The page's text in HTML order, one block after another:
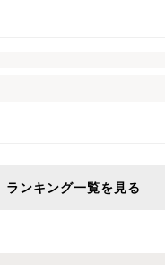
ランキング一覧を見る